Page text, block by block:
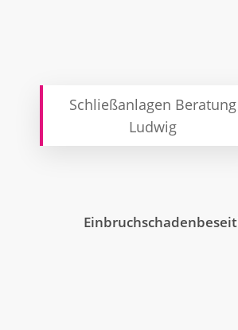
Schließanlagen Beratung
Ludwig